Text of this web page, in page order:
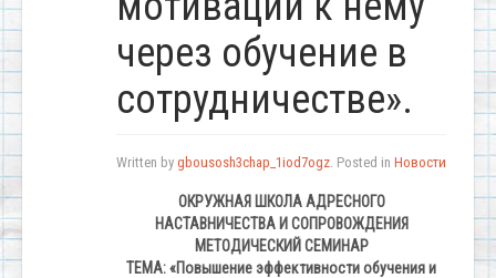
через обучение в
сотрудничестве».
Written by gbousosh3chap_1iod7ogz. Posted in Новости
ОКРУЖНАЯ ШКОЛА АДРЕСНОГО
НАСТАВНИЧЕСТВА И СОПРОВОЖДЕНИЯ
МЕТОДИЧЕСКИЙ СЕМИНАР
ТЕМА: «Повышение эффективности обучения и